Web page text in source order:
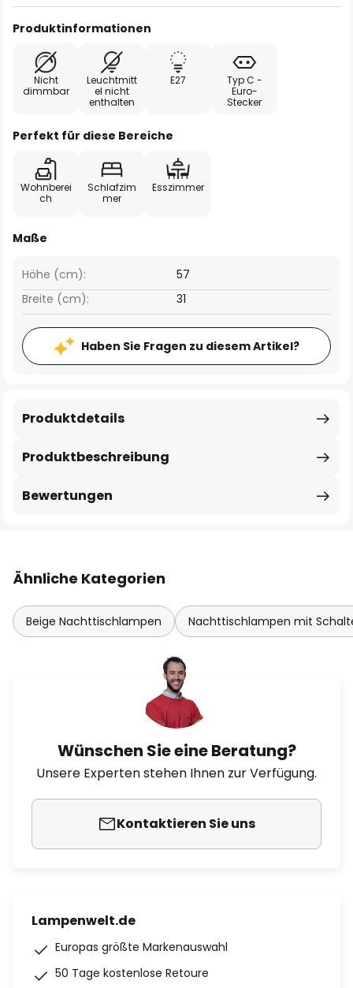
Produktinformationen
Nicht
dimmbar
Leuchtmitt
el nicht
enthalten
E27
Typ C -
Euro-
Stecker
Perfekt für diese Bereiche
Wohnberei
ch
Schlafzim
mer
Esszimmer
Maße
Breite (cm): 31
Höhe (cm): 57
Haben Sie Fragen zu diesem Artikel?
Produktbeschreibung
Produktdetails
Bewertungen
Ähnliche Kategorien
Beige Nachttischlampen Nachttischlampen mit
Wünschen Sie eine Beratung?
Unsere Experten stehen Ihnen zur Verfügung.
Kontaktieren Sie uns
Lampenwelt.de
Europas größte Markenauswahl
50 Tage kostenlose Retoure